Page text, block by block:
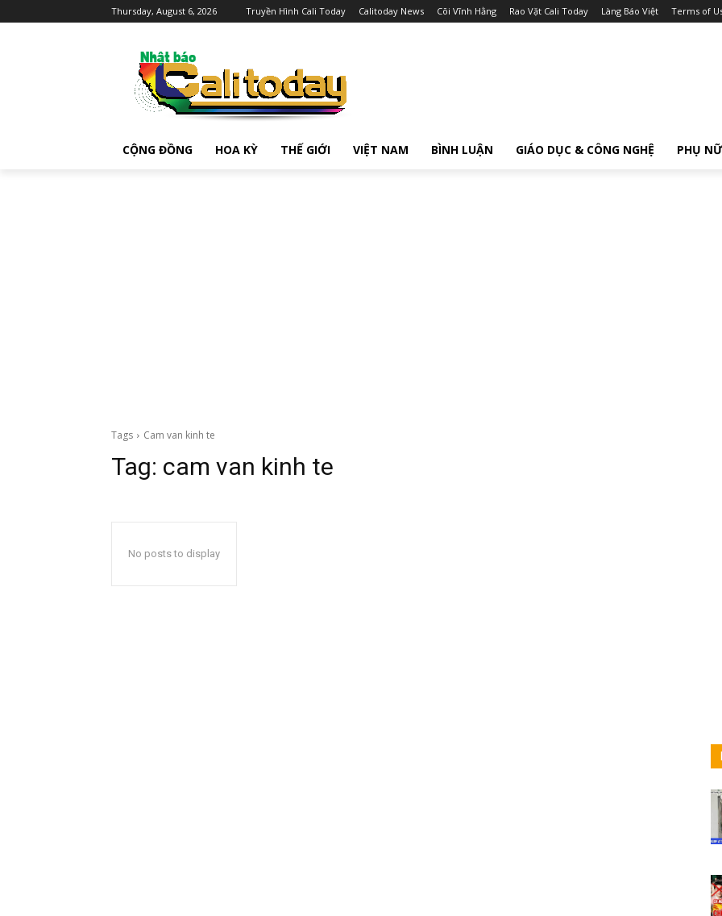
Thursday, August 6, 2026 Truyền Hình Cali Today Calitoday News Cõi Vĩnh Hằng Rao Vặt Cali Today Làng Báo Việt Terms of
CỘNG ĐỒNG HOA KỲ THẾ GIỚI VIỆT NAM BÌNH LUẬN GIÁO DỤC & CÔNG NGHỆ PHỤ NỮ
Tags Cam van kinh te
Tag: cam van kinh te
No posts to display